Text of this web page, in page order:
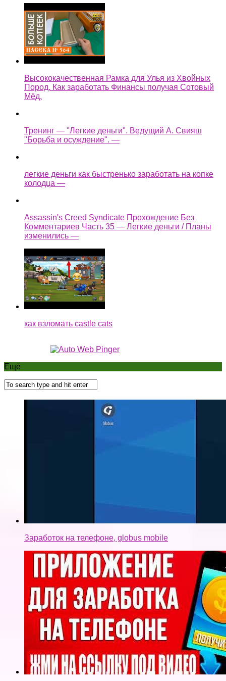
Высококачественная Рамка для Улья из Хвойных
Пород. Как заработать Финансы получая Сотовый
Мёд.
Тренинг — "Легкие деньги". Ведущий А. Свияш
"Борьба и осуждение". —
легкие деньги как быстренько заработать на копке
колодца —
Assassin's Creed Syndicate Прохождение Без
Комментариев Часть 35 — Легкие деньги / Планы
изменились —
как взломать castle cats
Ещё
Заработок на телефоне, globus mobile